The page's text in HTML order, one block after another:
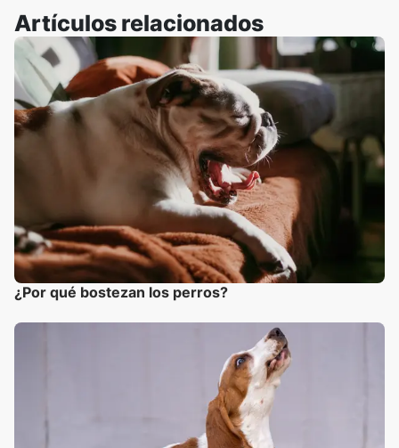
Artículos relacionados
¿Por qué bostezan los perros?